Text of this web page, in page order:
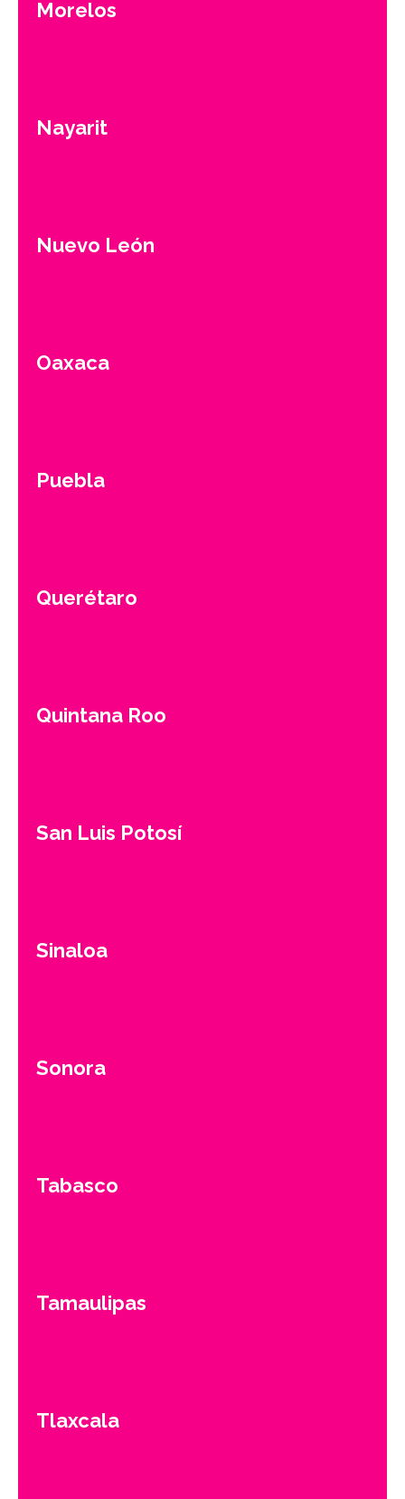
Morelos
Nayarit
Nuevo León
Oaxaca
Puebla
Querétaro
Quintana Roo
San Luis Potosí
Sinaloa
Sonora
Tabasco
Tamaulipas
Tlaxcala